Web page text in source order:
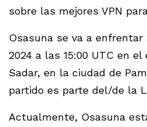
sobre las mejores VPN
Osasuna se va a enfrentar
2024 a las 15:00 UTC en
Sadar, en la ciudad de
partido es parte del/de la
Actualmente, Osasuna